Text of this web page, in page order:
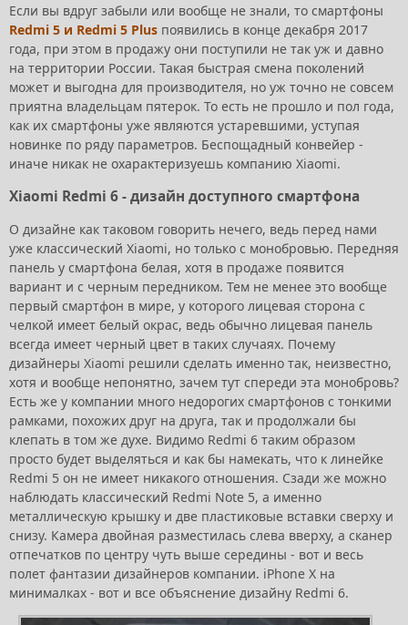
Если вы вдруг забыли или вообще не знали, то смартфоны
Redmi 5 и Redmi 5 Plus появились в конце декабря 2017
года, при этом в продажу они поступили не так уж и давно
на территории России. Такая быстрая смена поколений
может и выгодна для производителя, но уж точно не совсем
приятна владельцам пятерок. То есть не прошло и пол года,
как их смартфоны уже являются устаревшими, уступая
новинке по ряду параметров. Беспощадный конвейер -
иначе никак не охарактеризуешь компанию Xiaomi.
Xiaomi Redmi 6 - дизайн доступного смартфона
О дизайне как таковом говорить нечего, ведь перед нами
уже классический Xiaomi, но только с монобровью. Передняя
панель у смартфона белая, хотя в продаже появится
вариант и с черным передником. Тем не менее это вообще
первый смартфон в мире, у которого лицевая сторона с
челкой имеет белый окрас, ведь обычно лицевая панель
всегда имеет черный цвет в таких случаях. Почему
дизайнеры Xiaomi решили сделать именно так, неизвестно,
хотя и вообще непонятно, зачем тут спереди эта монобровь?
Есть же у компании много недорогих смартфонов с тонкими
рамками, похожих друг на друга, так и продолжали бы
клепать в том же духе. Видимо Redmi 6 таким образом
просто будет выделяться и как бы намекать, что к линейке
Redmi 5 он не имеет никакого отношения. Сзади же можно
наблюдать классический Redmi Note 5, а именно
металлическую крышку и две пластиковые вставки сверху и
снизу. Камера двойная разместилась слева вверху, а сканер
отпечатков по центру чуть выше середины - вот и весь
полет фантазии дизайнеров компании. iPhone X на
минималках - вот и все объяснение дизайну Redmi 6.